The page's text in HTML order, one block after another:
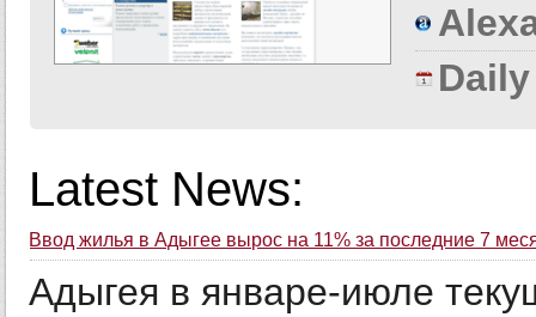
Latest News:
Ввод жилья в Адыгее вырос на 11% за последние 7
Адыгея в январе-июле